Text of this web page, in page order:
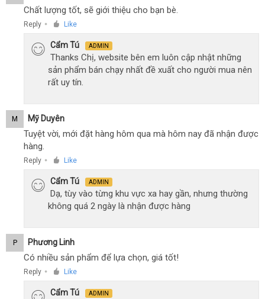
Chất lượng tốt, sẽ giới thiệu cho bạn bè.
Reply ● Like
Cẩm Tú ADMIN
Thanks Chị, website bên em luôn cập nhật những
sản phẩm bán chạy nhất đề xuất cho người mua nên
rất uy tín.
M Mỹ Duyên
Tuyệt vời, mới đặt hàng hôm qua mà hôm nay đã nhận được
hàng.
Reply ● Like
Cẩm Tú ADMIN
Dạ, tùy vào từng khu vực xa hay gần, nhưng thường
không quá 2 ngày là nhận được hàng
P Phương Linh
Có nhiều sản phẩm để lựa chọn, giá tốt!
Reply ● Like
Cẩm Tú ADMIN